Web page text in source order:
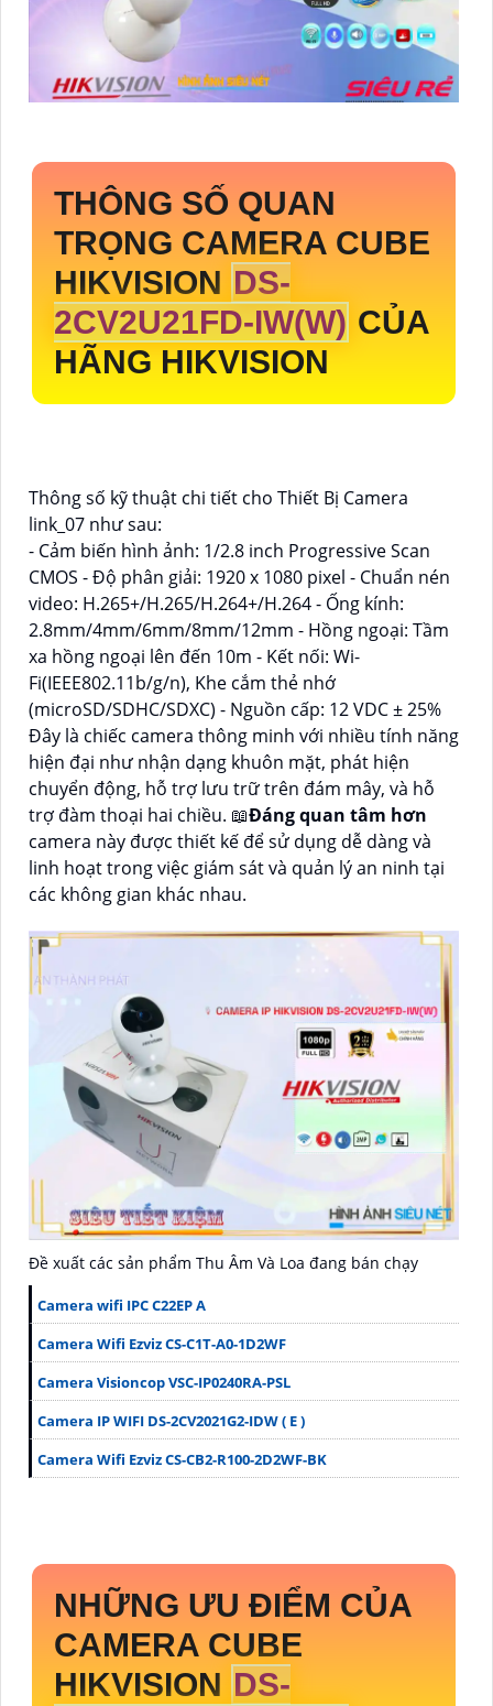
THÔNG SỐ QUAN
TRỌNG CAMERA CUBE
HIKVISION DS-
2CV2U21FD-IW(W) CỦA
HÃNG HIKVISION
Thông số kỹ thuật chi tiết cho Thiết Bị Camera
link_07 như sau:
- Cảm biến hình ảnh: 1/2.8 inch Progressive Scan
CMOS - Độ phân giải: 1920 x 1080 pixel - Chuẩn nén
video: H.265+/H.265/H.264+/H.264 - Ống kính:
2.8mm/4mm/6mm/8mm/12mm - Hồng ngoại: Tầm
xa hồng ngoại lên đến 10m - Kết nối: Wi-
Fi(IEEE802.11b/g/n), Khe cắm thẻ nhớ
(microSD/SDHC/SDXC) - Nguồn cấp: 12 VDC ± 25%
Đây là chiếc camera thông minh với nhiều tính năng
hiện đại như nhận dạng khuôn mặt, phát hiện
chuyển động, hỗ trợ lưu trữ trên đám mây, và hỗ
trợ đàm thoại hai chiều. 📖Đáng quan tâm hơn
camera này được thiết kế để sử dụng dễ dàng và
linh hoạt trong việc giám sát và quản lý an ninh tại
các không gian khác nhau.
Đề xuất các sản phẩm Thu Âm Và Loa đang bán chạy
Camera wifi IPC C22EP A
Camera Wifi Ezviz CS-C1T-A0-1D2WF
Camera Visioncop VSC-IP0240RA-PSL
Camera IP WIFI DS-2CV2021G2-IDW ( E )
Camera Wifi Ezviz CS-CB2-R100-2D2WF-BK
NHỮNG ƯU ĐIỂM CỦA
CAMERA CUBE
HIKVISION DS-